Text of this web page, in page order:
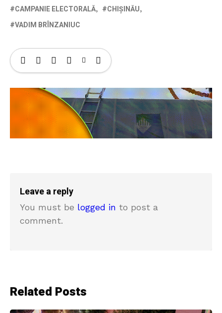
CAMPANIE ELECTORALĂ
CHIȘINĂU
VADIM BRÎNZANIUC
Leave a reply
You must be logged in to post a
comment.
Related Posts